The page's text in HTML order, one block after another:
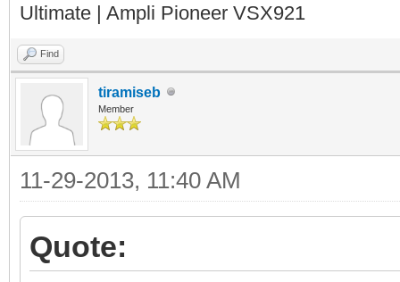
Ultimate | Ampli Pioneer VSX921
Find
tiramiseb
Member
11-29-2013, 11:40 AM
Quote: